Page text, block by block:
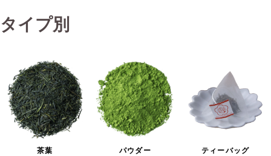
タイプ別
茶葉 パウダー ティーバッグ